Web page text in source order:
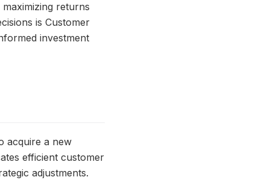
returns
is Customer
investment
acquire a new
efficient customer
adjustments.